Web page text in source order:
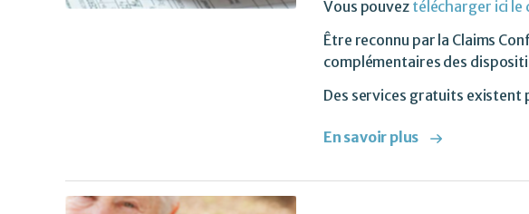
Vous pouvez télécharger ici le
Être reconnu par la Claims
complémentaires des
Des services gratuits existent
En savoir plus